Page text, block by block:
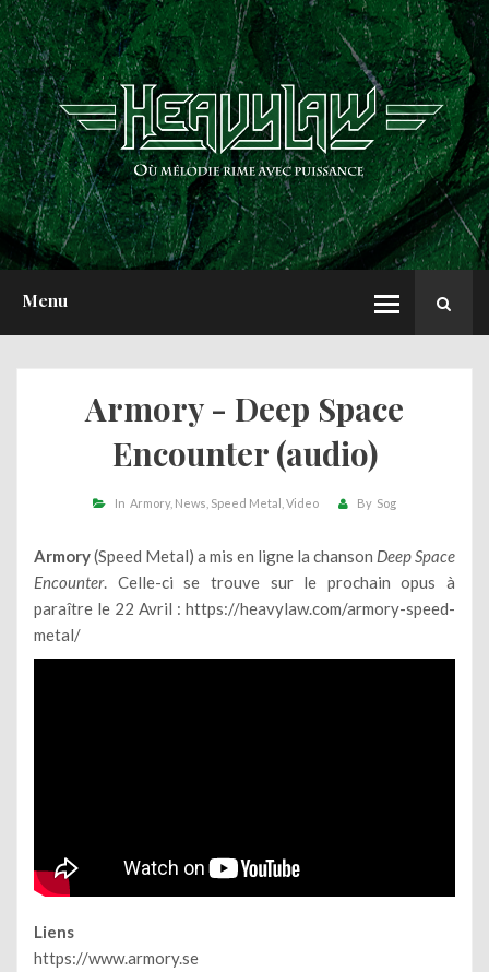
Menu
ACCUEIL
NEWS
CHRONIQUES
INTERVIEWS
REPORTS
A PROPOS
Armory - Deep Space
Encounter (audio)
In Armory News Speed Metal Video By Sog
Armory(Speed Metal) a mis en ligne la chanson Deep Space
Encounter. Celle-ci se trouve sur le prochain opus à
paraître le 22 Avril : https://heavylaw.com/armory-speed-
metal/
Liens
https://www.armory.se